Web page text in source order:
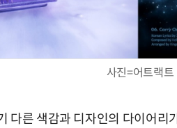
사진=어트랙트
다른 색감과 디자인의 다이어리